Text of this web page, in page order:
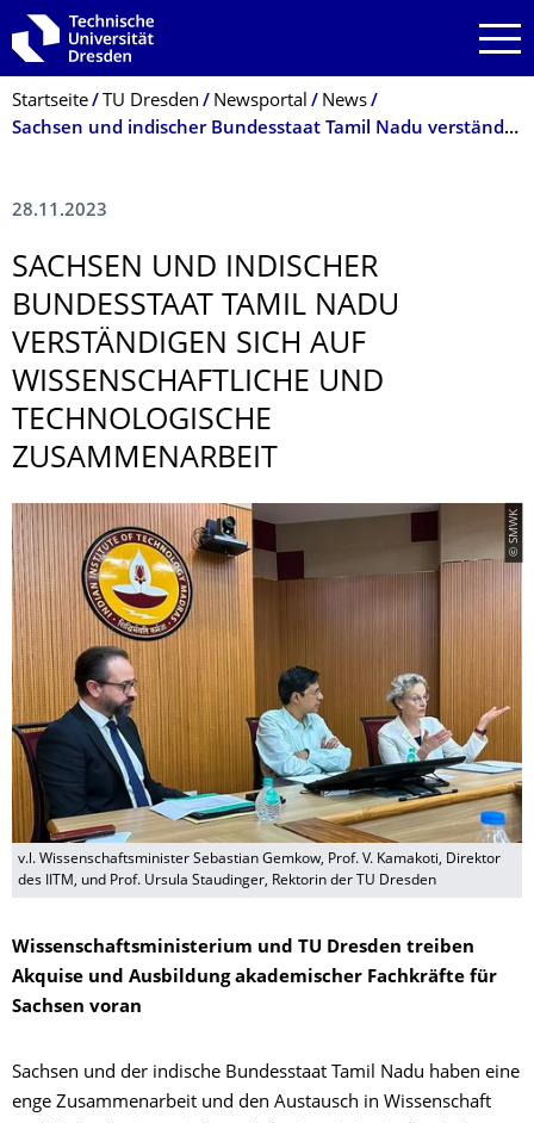
Zur Hauptnavigation springen
Zur Suche springen
Zum Inhalt springen
Breadcrumb-Menü
Startseite TU Dresden Newsportal
News
Sachsen und indischer Bundesstaat Tamil Nadu verständigen sich auf wissenschaftliche und technologische Zusammenarbeit
28.11.2023
SACHSEN UND INDISCHER
BUNDESSTAAT TAMIL NADU
VERSTÄNDIGEN SICH AUF
WISSENSCHAFTLI­CHE UND
TECHNOLOGISCHE
ZUSAMMENARBEIT
© SMWK
v.l. Wissenschaftsminister Sebastian Gemkow, Prof. V. Kamakoti, Direktor
des IITM, und Prof. Ursula Staudinger, Rektorin der TU Dresden
Wissenschaftsministerium und TU Dresden treiben
Akquise und Ausbildung akademischer Fachkräfte für
Sachsen voran
Sachsen und der indische Bundesstaat Tamil Nadu haben eine
enge Zusammenarbeit und den Austausch in Wissenschaft